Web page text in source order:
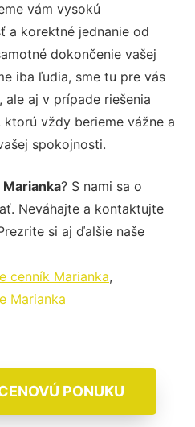
vám vysokú
a korektné jednanie od
dokončenie vašej
iba ľudia, sme tu pre vás
ale aj v prípade riešenia
vždy berieme vážne a
spokojnosti.
? S nami sa o
Neváhajte a kontaktujte
si aj ďalšie naše
cenník Marianka,
Marianka
PONUKU